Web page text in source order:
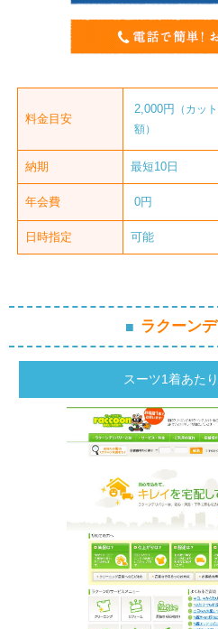
料金目安
2,000円
（カッ
額）
納期 最短10日
年会費 0円
日時指定 可能
ラクーン
スーツ1着あたり